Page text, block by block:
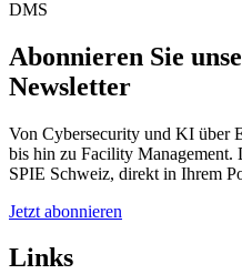
DMS
Abonnieren Sie
Newsletter
Von Cybersecurity und KI über
bis hin zu Facility Management.
SPIE Schweiz, direkt in Ihrem
Jetzt abonnieren
Links